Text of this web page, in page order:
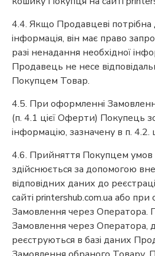
4.4. Якщо Продавцеві потрібна
інформація, він має право
разі ненадання необхідної
Продавець не несе
Покупцем Товар.
4.5. При оформленні
(п. 4.1 цієї Оферти) Покупець
інформацію, зазначену в п. 4.2.
4.6. Прийняття Покупцем умов
здійснюється за допомогою
відповідних даних до
сайті printershub.com.ua або
Замовлення через Оператора.
Замовлення через Оператора,
реєструються в базі даних